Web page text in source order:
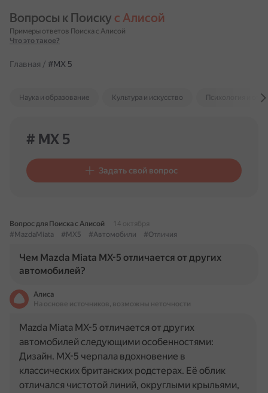
Вопросы к Поиску с Алисой
Примеры ответов Поиска с Алисой
Что это такое?
Главная / #MX 5
Наука и образование Культура и искусство Психология и
# MX 5
Задать свой вопрос
Вопрос для Поиска с Алисой
14 октября
#MazdaMiata
#MX5 #Автомобили #Отличия
Чем Mazda Miata MX-5 отличается от других
автомобилей?
Алиса
На основе источников, возможны неточности
Mazda Miata MX-5 отличается от других
автомобилей следующими особенностями:
Дизайн. MX-5 черпала вдохновение в
классических британских родстерах. Её облик
отличался чистотой линий, округлыми крыльями,